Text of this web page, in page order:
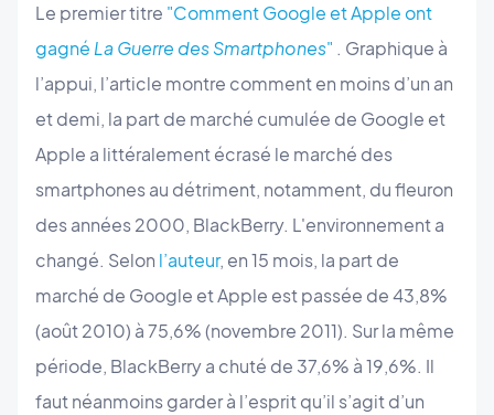
Le premier titre "Comment Google et Apple ont
gagnéLa Guerre des Smartphones" . Graphique à
l’appui, l’article montre comment en moins d’un an
et demi, la part de marché cumulée de Google et
Apple a littéralement écrasé le marché des
smartphones au détriment, notamment, du fleuron
des années 2000, BlackBerry. L'environnement a
changé. Selon l’auteur, en 15 mois, la part de
marché de Google et Apple est passée de 43,8%
(août 2010) à 75,6% (novembre 2011). Sur la même
période, BlackBerry a chuté de 37,6% à 19,6%. Il
faut néanmoins garder à l’esprit qu’il s’agit d’un